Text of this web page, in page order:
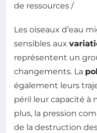
de ressources /
Les oiseaux d’eau
sensibles aux
représentent un
changements. La
également leurs
péril leur capacité à
plus, la pression
de la destruction